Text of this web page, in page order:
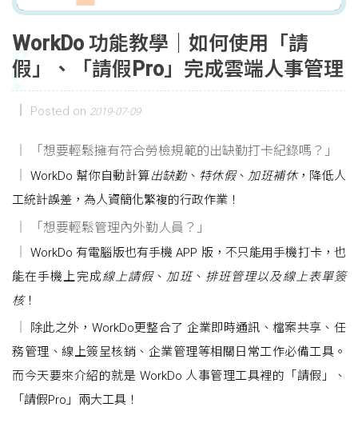
WorkDo 功能教學｜如何使用「請
假」、「請假Pro」完成雲端人事管理
Posted on 2019-07-09
「想要輕鬆擁有符合勞檢規範的出缺勤打卡紀錄嗎？」
WorkDo 幫你自動計算出缺勤、 特休假、 加班補休，降低人
工統計誤差，為人資簡化繁複的行政作業！
「想要輕鬆管理內外勤人員？」
WorkDo 有電腦版也有手機 APP 版，不只能用手機打卡，也
能在手機上完成線上請假、 加班、 排班管理以及線上表單簽
核！
除此之外，WorkDo更整合了 企業即時通訊、檔案共享、任
務管理、線上簽呈核銷、企業管理等相關日常工作必備工具。
而今天要來介紹的就是 WorkDo 人事管理工具裡的「請假」、
「請假Pro」兩大工具！